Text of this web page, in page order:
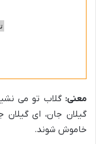
معنی: گلاب تو می
گیلان جان، ای گیلان
خاموش شوند.